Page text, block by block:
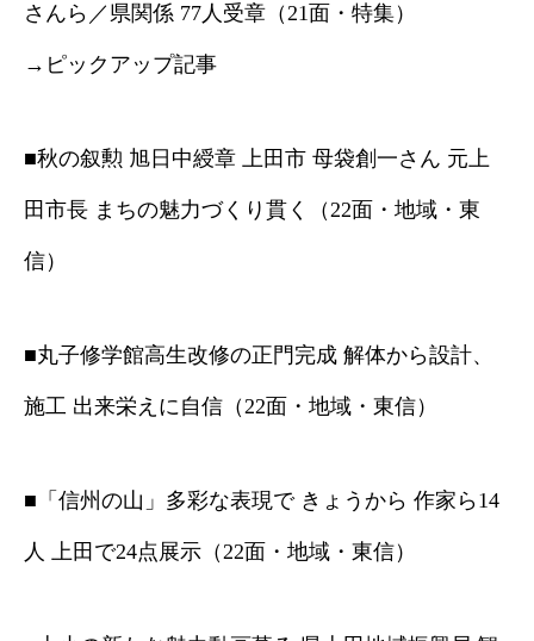
さんら／県関係 77人受章（21面・特集）
→ピックアップ記事
■秋の叙勲 旭日中綬章 上田市 母袋創一さん 元上
田市長 まちの魅力づくり貫く（22面・地域・東
信）
■丸子修学館高生改修の正門完成 解体から設計、
施工 出来栄えに自信（22面・地域・東信）
■「信州の山」多彩な表現で きょうから 作家ら14
人 上田で24点展示（22面・地域・東信）